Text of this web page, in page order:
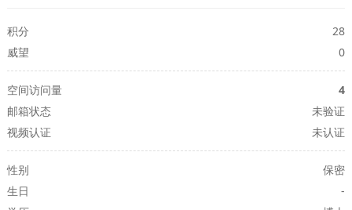
积分
28
威望
0
空间访问量
4
邮箱状态
未验证
视频认证
未认证
性别
保密
生日
-